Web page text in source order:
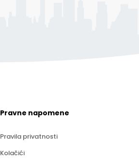
Pravne napomene
Pravila privatnosti
Kolačići